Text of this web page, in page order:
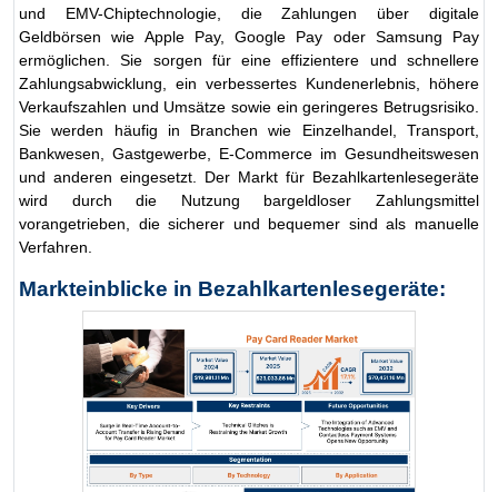
und EMV-Chiptechnologie, die Zahlungen über digitale
Geldbörsen wie Apple Pay, Google Pay oder Samsung Pay
ermöglichen. Sie sorgen für eine effizientere und schnellere
Zahlungsabwicklung, ein verbessertes Kundenerlebnis, höhere
Verkaufszahlen und Umsätze sowie ein geringeres Betrugsrisiko.
Sie werden häufig in Branchen wie Einzelhandel, Transport,
Bankwesen, Gastgewerbe, E-Commerce im Gesundheitswesen
und anderen eingesetzt. Der Markt für Bezahlkartenlesegeräte
wird durch die Nutzung bargeldloser Zahlungsmittel
vorangetrieben, die sicherer und bequemer sind als manuelle
Verfahren.
Markteinblicke in Bezahlkartenlesegeräte: